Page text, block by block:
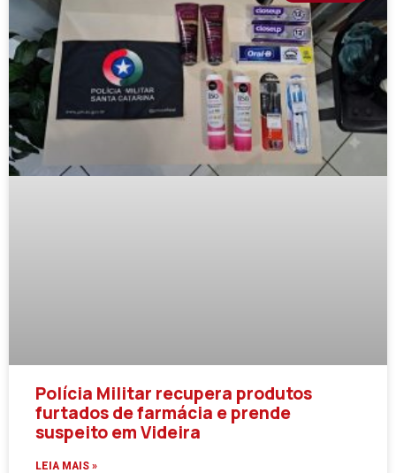
Polícia Militar recupera produtos
furtados de farmácia e prende
suspeito em Videira
LEIA MAIS »